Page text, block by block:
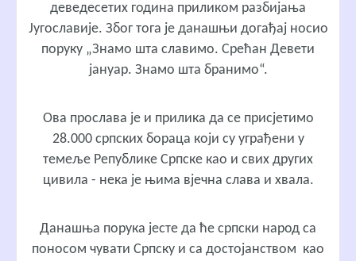
деведесетих година приликом разбијања
Југославије. Због тога је данашњи догађај носио
поруку „Знамо шта славимо. Срећан Девети
јануар. Знамо шта бранимо“.
Ова прослава је и прилика да се присјетимо
28.000 српских бораца који су уграђени у
темеље Републике Српске као и свих других
цивила - нека је њима вјечна слава и хвала.
Данашња порука јесте да ће српски народ са
поносом чувати Српску и са достојанством као